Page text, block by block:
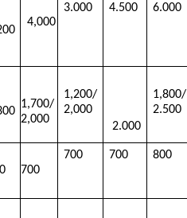
4,000
3.000 4.500 6.000
1,700/
2,000
1,200/
2,000
2.000
1,800/
2.500
700
700 700 800